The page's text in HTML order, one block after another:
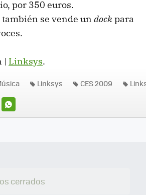
por 350 euros.
se vende un dockpara
| Linksys.
WHATSAPP
Linksys CES 2009
cerrados